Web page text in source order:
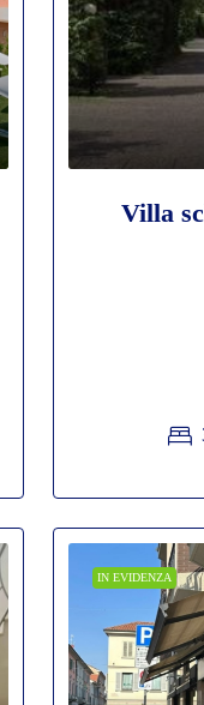
Villa
IN EVIDENZA